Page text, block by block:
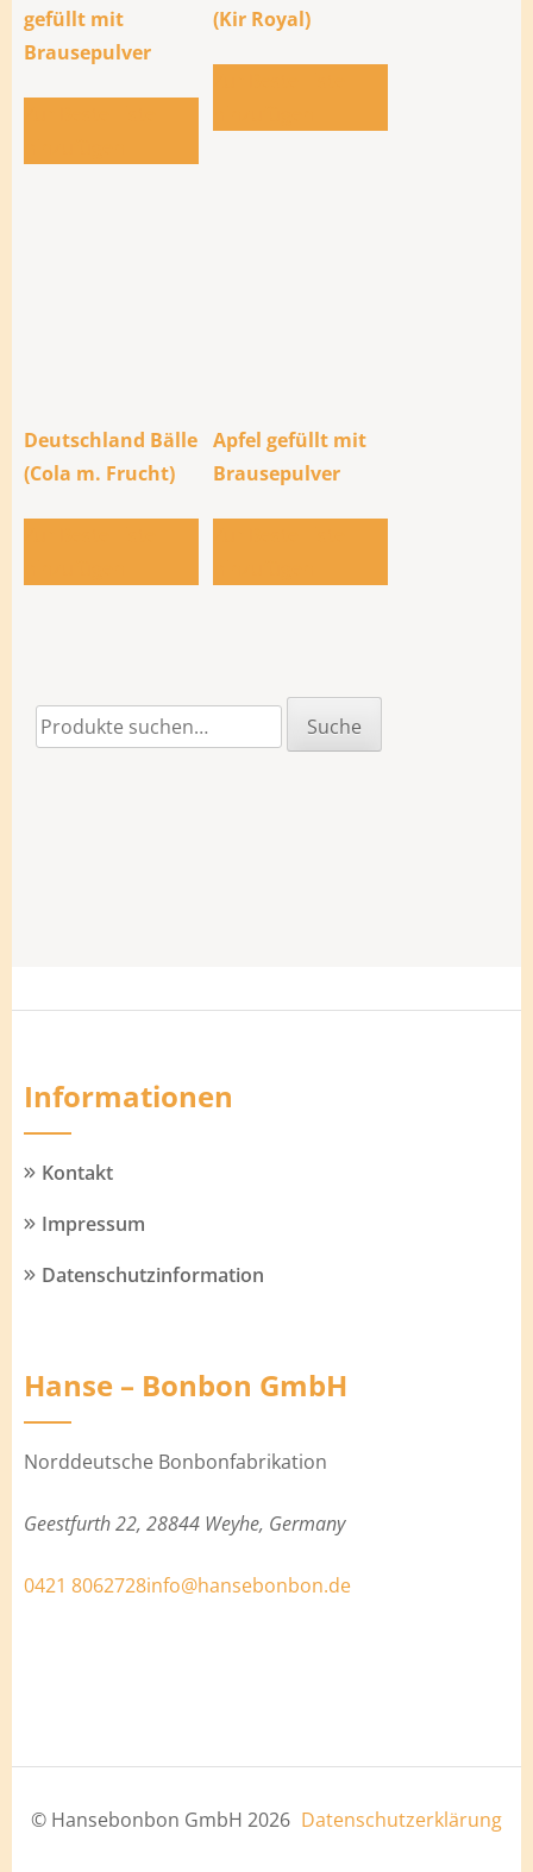
gefüllt mit
Brausepulver
(Kir Royal)
Deutschland Bälle
(Cola m. Frucht)
Apfel gefüllt mit
Brausepulver
Suche
nach:
Suche
Informationen
Kontakt
Impressum
Datenschutzinformation
Hanse – Bonbon GmbH
Norddeutsche Bonbonfabrikation
Geestfurth 22, 28844 Weyhe, Germany
0421 8062728info@hansebonbon.de
© Hansebonbon GmbH 2026 Datenschutzerklärung